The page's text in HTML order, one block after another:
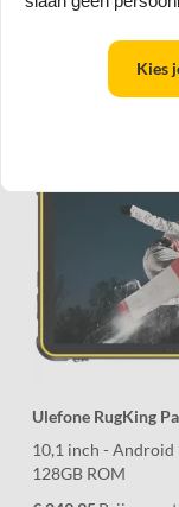
Ulefone RugKing
10,1 inch - Android
128GB ROM
Kies